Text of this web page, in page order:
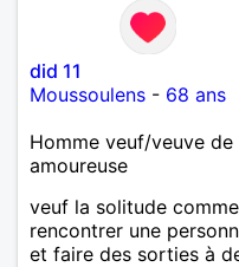
did 11
Moussoulens - 68 ans
Homme veuf/veuve
amoureuse
veuf la solitude
rencontrer une
et faire des sorties à